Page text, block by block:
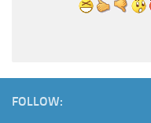
FOLLOW: